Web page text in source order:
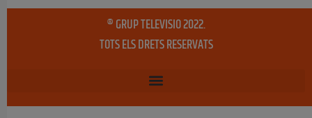
® GRUP TELEVISIO 2022.
TOTS ELS DRETS RESERVATS